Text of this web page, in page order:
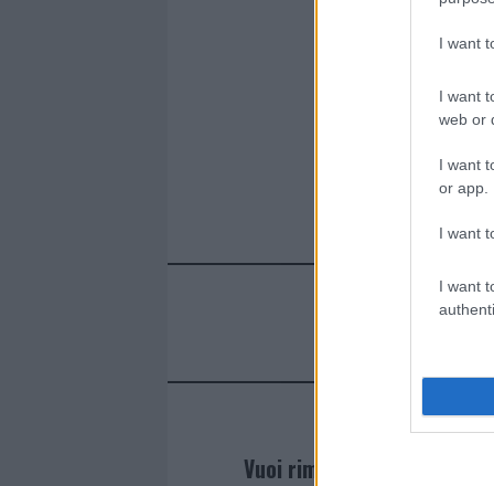
I want
I want
web or
I want
or app.
I want
I want
Vuoi rimanere sempre